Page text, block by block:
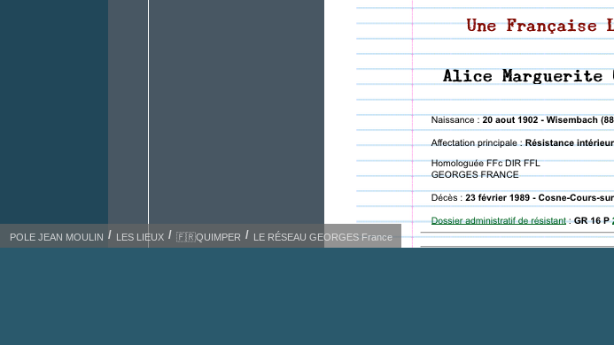
POLE JEAN MOULIN LES LIEUX 🇫🇷QUIMPER LE RÉSEAU GEORGES France